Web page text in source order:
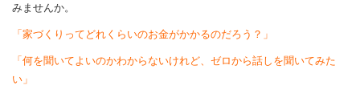
みませんか。
「家づくりってどれくらいのお金がかかるのだろう？」
「何を聞いてよいのかわからないけれど、ゼロから話しを聞いてみた
い」